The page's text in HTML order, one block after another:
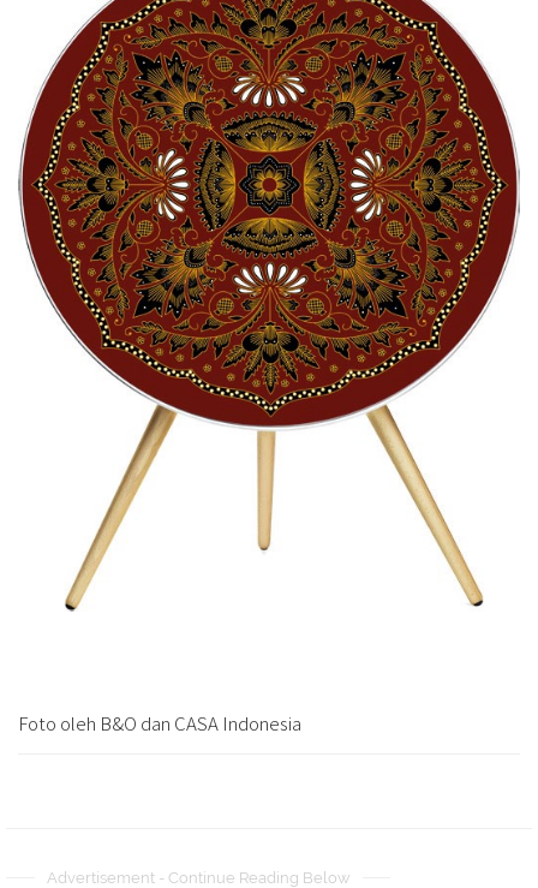
Foto oleh B&O dan CASA Indonesia
Advertisement - Continue Reading Below